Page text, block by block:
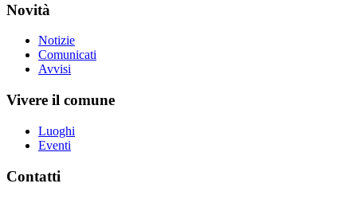
Novità
Notizie
Comunicati
Avvisi
Vivere il comune
Luoghi
Eventi
Contatti